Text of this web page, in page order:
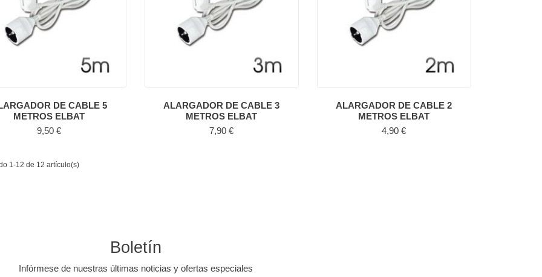
DE CABLE 5
METROS ELBAT
Precio
9,50 €
ALARGADOR DE CABLE 3
METROS ELBAT
Precio
7,90 €
ALARGADOR DE CABLE 2
METROS ELBAT
Precio
4,90 €
1-12 de 12 artículo(s)
Boletín
Infórmese de nuestras últimas noticias y ofertas especiales